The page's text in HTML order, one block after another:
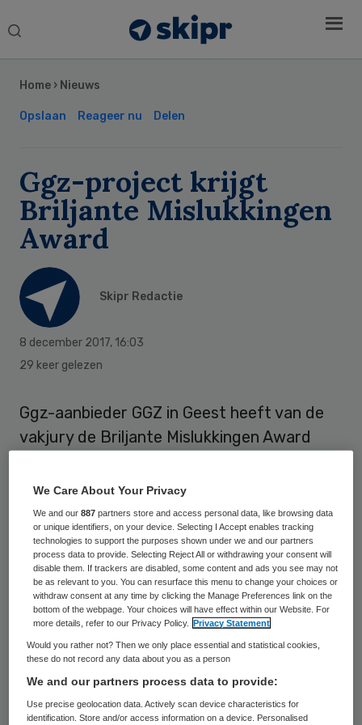
Search
Home › Nieuws
Opslaan Reageer nu Delen
Ggz-project krijgt
Briljante Mislukkingen
Award
Skipr Redactie
8 december 2017, 16:03
29 keer gelezen
Ggz-aanbieder GGZ in Geest heeft van de
vakjury de Briljante Mislukkingen Award
publieksprijs ging naar aan Bart Knols met
de casus ‘Uitroeien gelekoortsmug’.
Ondanks het initiële succes van de
proeftuin ‘Cliëntgerichte zorg in de GGZ
vraagt om Kwikzilver’ slaagde GGZ in Geest
in Amsterdam er niet in om waardevolle
inzichten en bevindingen te implementeren.
helaas niks mee is gedaan, waardoor de
beoogde omslag om meer cliëntgericht te
Sidebar
We Care About Your Privacy
We and our887 partners store and access personal data, like browsing data
or unique identifiers, on your device. Selecting I Accept enables tracking
technologies to support the purposes shown under we and our partners
process data to provide. Selecting Reject All or withdrawing your consent will
disable them. If trackers are disabled, some content and ads you see may not
be as relevant to you. You can resurface this menu to change your choices or
withdraw consent at any time by clicking the Manage Preferences link on the
bottom of the webpage. Your choices will have effect within our Website. For
more details, refer to our Privacy Policy.
Privacy Statement
Would you rather not? Then we only place essential and statistical cookies,
these do not record any data about you as a person
We and our partners process data to provide:
Use precise geolocation data. Actively scan device characteristics for
identification. Store and/or access information on a device. Personalised